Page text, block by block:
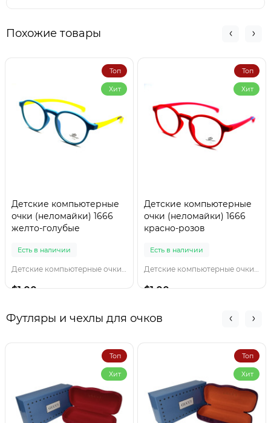
Похожие товары
Топ
Хит
Детские компьютерные
очки (неломайки) 1666
желто-голубые
Есть в наличии
Детские компьютерные очки 1666 желто-голубы
$1.00
Топ
Хит
Детские компьютерные
очки (неломайки) 1666
красно-розов
Есть в наличии
Детские компьютерные очки 1666 красно-розов
$1.00
Футляры и чехлы для очков
Топ
Хит
Топ
Хит